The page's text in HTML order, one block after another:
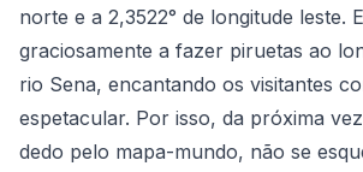
norte e a 2,3522° de longitude leste.
graciosamente a fazer piruetas ao
rio Sena, encantando os visitantes
espetacular. Por isso, da próxima
dedo pelo mapa-mundo, não se